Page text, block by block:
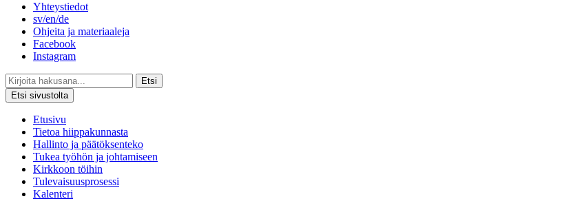
Yhteystiedot
sv/en/de
Ohjeita ja materiaaleja
Facebook
Instagram
Etsi
Etsi sivustolta
Etusivu
Tietoa hiippakunnasta
Hallinto ja päätöksenteko
Tukea työhön ja johtamiseen
Kirkkoon töihin
Tulevaisuusprosessi
Kalenteri